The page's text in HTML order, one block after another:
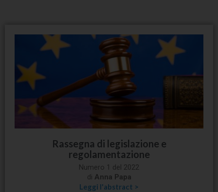
Rassegna di legislazione e
regolamentazione
Numero 1 del 2022
di Anna Papa
Leggi l'abstract >